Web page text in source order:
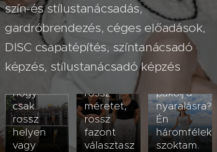
szín-és stílustanácsadás,
gardróbrendezés, céges előadások,
DISC csapatépítés, színtanácsadó
képzés, stílustanácsadó képzés
2026.08.03
Nem
veled van
hogy
csak
rossz
helyen
vagy
2026.07.26
A fehér
nadrág
kövérít –
rossz
méretet,
rossz
fazont
választasz
2026.07.23
Hogyan
pakolj a
nyaralásra?
Én
szoktam.